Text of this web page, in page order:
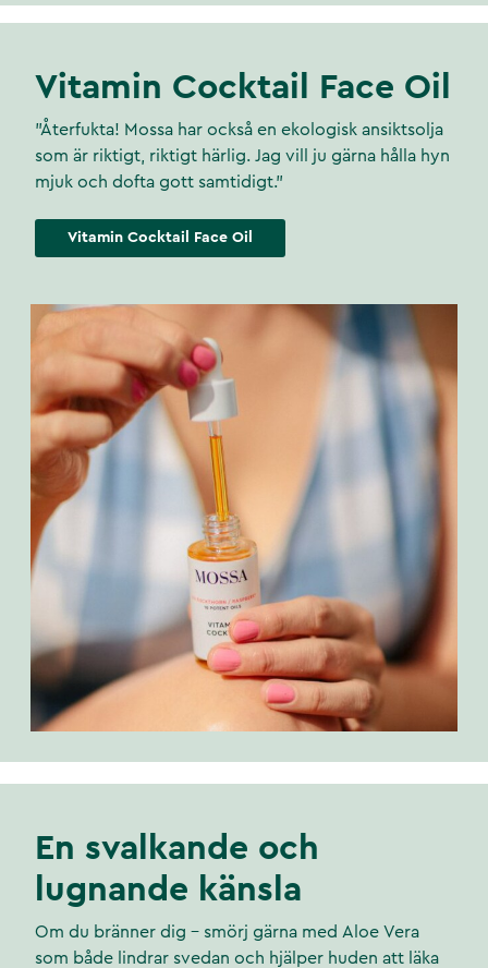
Vitamin Cocktail Face Oil
"Återfukta! Mossa har också en ekologisk ansiktsolja
som är riktigt, riktigt härlig. Jag vill ju gärna hålla hyn
mjuk och dofta gott samtidigt."
Vitamin Cocktail Face Oil
En svalkande och
lugnande känsla
Om du bränner dig – smörj gärna med Aloe Vera
som både lindrar svedan och hjälper huden att läka